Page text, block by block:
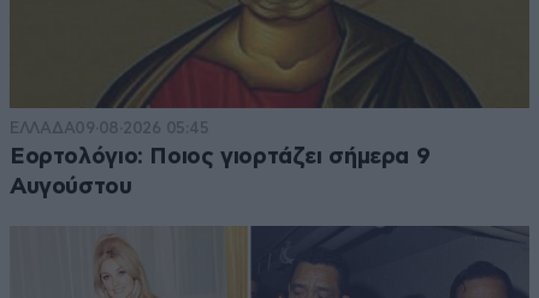
ΕΛΛΑΔΑ09·08·2026 05:45
Εορτολόγιο: Ποιος γιορτάζει σήμερα 9
Αυγούστου